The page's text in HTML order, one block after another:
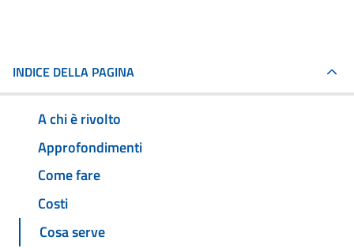
INDICE DELLA PAGINA
A chi è rivolto
Approfondimenti
Come fare
Costi
Cosa serve